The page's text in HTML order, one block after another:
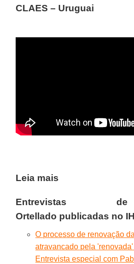
CLAES – Uruguai
Leia mais
Entrevistas
Ortellado publicadas no
O processo de renovação
atravancado pela
Entrevista especial com